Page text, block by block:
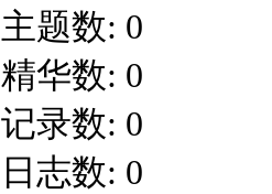
主题数: 0
精华数: 0
记录数: 0
日志数: 0